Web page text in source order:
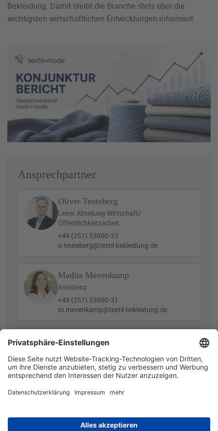
Bekleidung. Damit bleibt die Branche stets über die
wichtigsten wirtschaftlichen Entwicklungen informiert.
Ansprechpartner
Oliver Teuteberg
Leiter Abteilung Wirtschaft/
Öffentlichkeitsarbeit
+49 (251) 53000-33
o.teuteberg@textil-bekleidung.de
Madita Mevenkamp
Assistenz
+49 (251) 53000-31
m.mevenkamp@textil-bekleidung.de
Zugehörige Dateien
2026-05_Konjunkturbericht.pdf116 KB